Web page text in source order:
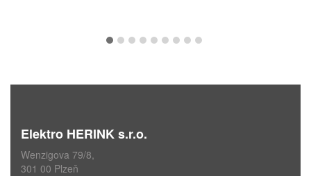
Elektro HERINK s.r.o.
Wenzigova 79/8,
301 00 Plzeň